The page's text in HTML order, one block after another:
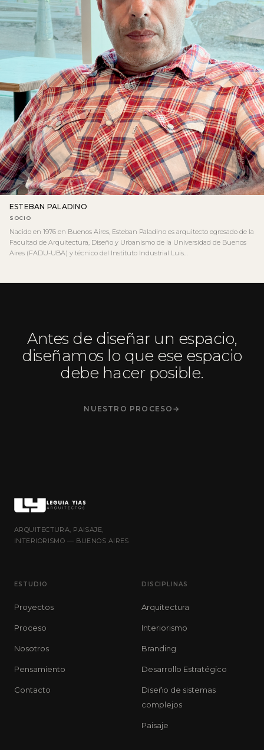
ESTEBAN PALADINO
SOCIO
Nacido en 1976 en Buenos Aires, Esteban Paladino es arquitecto egresado de la
Facultad de Arquitectura, Diseño y Urbanismo de la Universidad de Buenos
Aires (FADU-UBA) y técnico del Instituto Industrial Luis…
Antes de diseñar un espacio,
diseñamos lo que ese espacio
debe hacer posible.
NUESTRO PROCESO →
ARQUITECTURA, PAISAJE,
INTERIORISMO — BUENOS AIRES
ESTUDIO
Proyectos
Proceso
Nosotros
Pensamiento
Contacto
DISCIPLINAS
Arquitectura
Interiorismo
Branding
Desarrollo Estratégico
Diseño de sistemas
complejos
Paisaje